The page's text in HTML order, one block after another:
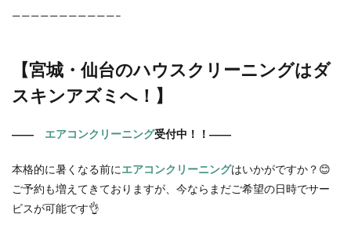
———————————–
【宮城・仙台のハウスクリーニングはダ
スキンアズミへ！】
―― エアコンクリーニング受付中！！――
本格的に暑くなる前にエアコンクリーニングはいかがですか？😊
ご予約も増えてきておりますが、今ならまだご希望の日時でサー
ビスが可能です👌